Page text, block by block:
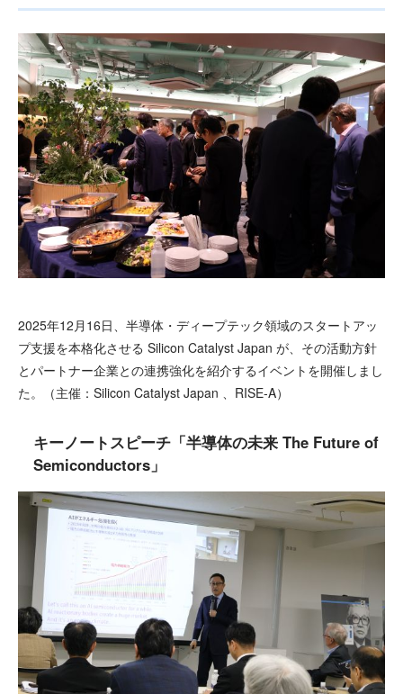
2025年12月16日、半導体・ディープテック領域のスタートアッ
プ支援を本格化させる Silicon Catalyst Japan が、その活動方針
とパートナー企業との連携強化を紹介するイベントを開催しまし
た。（主催：Silicon Catalyst Japan 、RISE‑A）
キーノートスピーチ「半導体の未来 The Future of
Semiconductors」